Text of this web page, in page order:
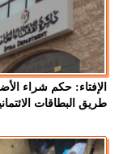
الإفتاء: حكم شراء
طريق البطاقات